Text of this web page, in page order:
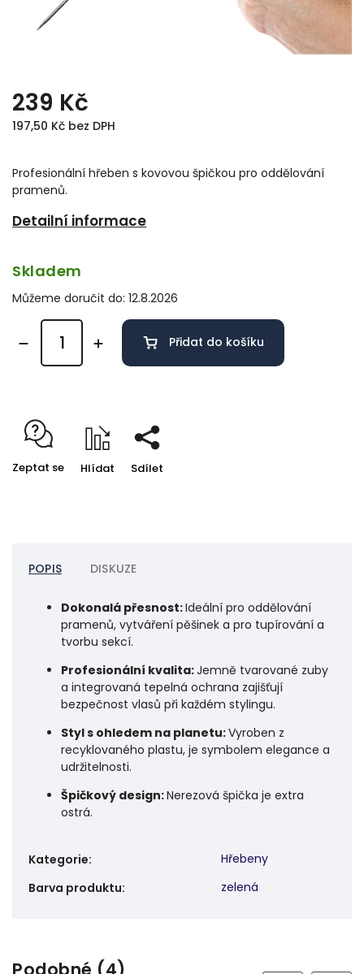
239 Kč
197,50 Kč bez DPH
Profesionální hřeben s kovovou špičkou pro oddělování
pramenů.
Detailní informace
Skladem
Můžeme doručit do: 12.8.2026
Přidat do košíku
Zeptat se Hlídat Sdílet
POPIS DISKUZE
Dokonalá přesnost:Ideální pro oddělování
pramenů, vytváření pěšinek a pro tupírování a
tvorbu sekcí.
Profesionální kvalita:Jemně tvarované zuby
a integrovaná tepelná ochrana zajišťují
bezpečnost vlasů při každém stylingu.
Styl s ohledem na planetu:Vyroben z
recyklovaného plastu, je symbolem elegance a
udržitelnosti.
Špičkový design:Nerezová špička je extra
ostrá.
Kategorie:
Hřebeny
Barva produktu: zelená